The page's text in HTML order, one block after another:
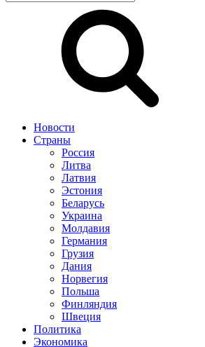
Новости
Страны
Россия
Литва
Латвия
Эстония
Беларусь
Украина
Молдавия
Германия
Грузия
Дания
Норвегия
Польша
Финляндия
Швеция
Политика
Экономика